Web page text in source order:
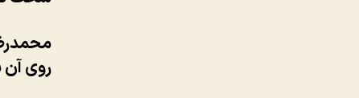
روی آن بود که